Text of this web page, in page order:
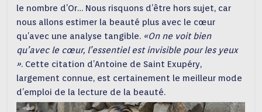
le nombre d’Or… Nous risquons d’être hors sujet, car
nous allons estimer la beauté plus avec le cœur
qu’avec une analyse tangible. «On ne voit bien
qu’avec le cœur, l’essentiel est invisible pour les yeux
». Cette citation d’Antoine de Saint Exupéry,
largement connue, est certainement le meilleur mode
d’emploi de la lecture de la beauté.